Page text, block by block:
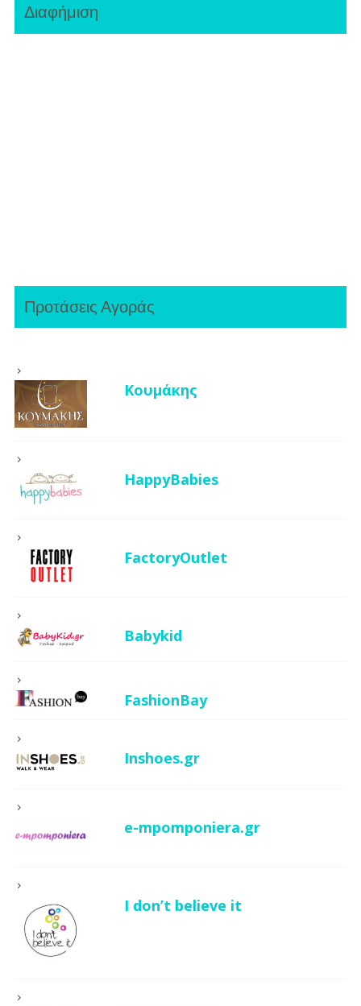
Διαφήμιση
Προτάσεις Αγοράς
Κουμάκης
HappyBabies
FactoryOutlet
Babykid
FashionBay
Inshoes.gr
e-mpomponiera.gr
I don’t believe it